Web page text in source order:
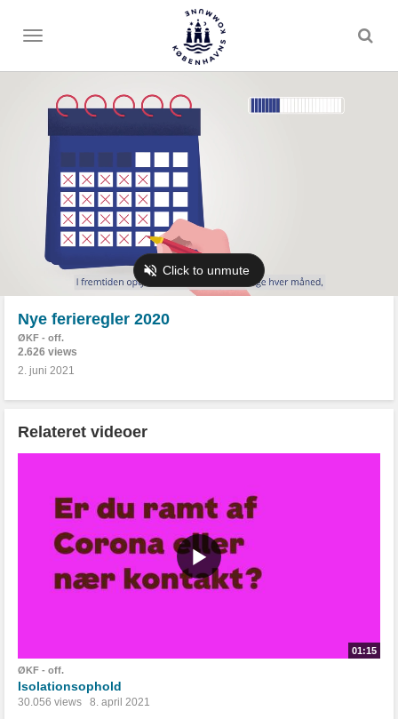
Toggle
Nye ferieregler 2020
ØKF - off.
2.626 views
2. juni 2021
Relateret videoer
01:15
ØKF - off.
Isolationsophold
30.056 views 8. april 2021